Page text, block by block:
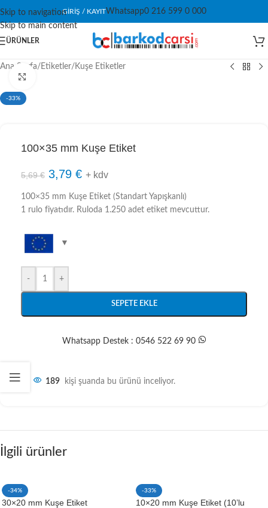
Skip to navigation
Skip to main content
GIRIŞ / KAYITWhatsapp0 216 599 0 000
ÜRÜNLER
Ana Sayfa/ Etiketler/ Kuşe Etiketler
-33%
100×35 mm Kuşe Etiket
5,69€ 3,79 € + kdv
100×35 mm Kuşe Etiket (Standart Yapışkanlı)
1 rulo fiyatıdır. Ruloda 1.250 adet etiket mevcuttur.
- +
SEPETE EKLE
Whatsapp Destek : 0546 522 69 90
189 kişi şuanda bu ürünü inceliyor.
İlgili ürünler
-34%
30×20 mm Kuşe Etiket
-33%
10×20 mm Kuşe Etiket (10’lu